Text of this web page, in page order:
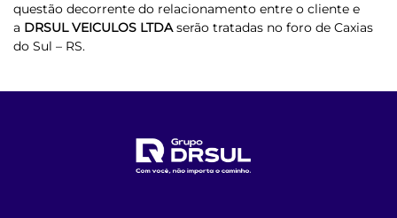
questão decorrente do relacionamento entre o cliente e
a DRSUL VEICULOS LTDAserão tratadas no foro de Caxias
do Sul – RS.